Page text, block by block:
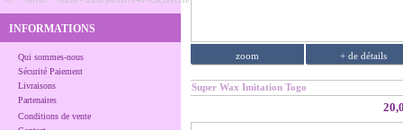
INFORMATIONS
Qui sommes-nous
Sécurité Paiement
Livraisons
Partenaires
Conditions de vente
zoom + de détails
Super Wax Imitation Togo